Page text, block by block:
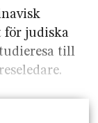
för judiska
till